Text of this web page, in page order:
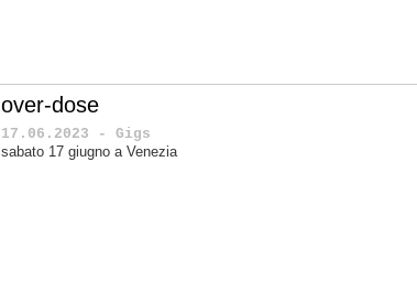
over-dose
17.06.2023 - Gigs
sabato 17 giugno a Venezia